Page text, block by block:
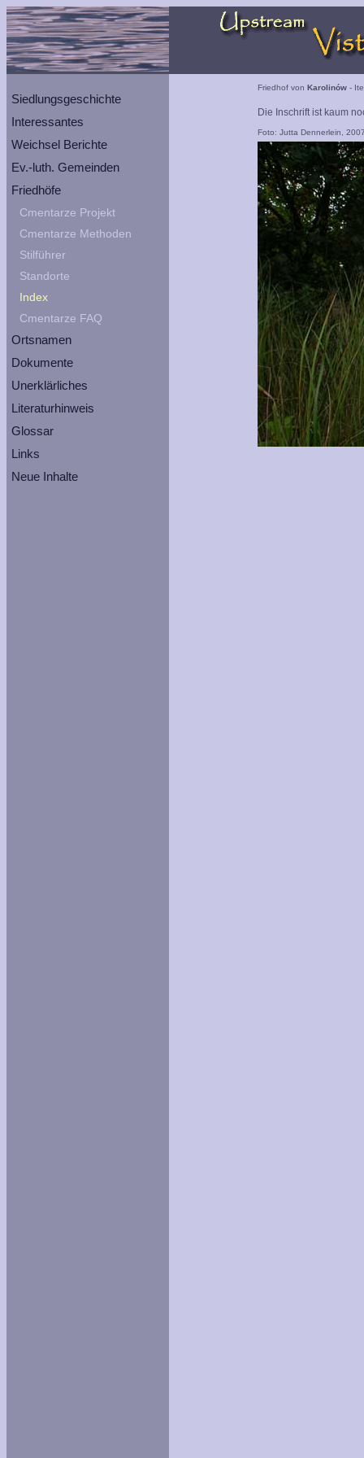
Siedlungsgeschichte
Interessantes
Weichsel Berichte
Ev.-luth. Gemeinden
Friedhöfe
Cmentarze Projekt
Cmentarze Methoden
Stilführer
Standorte
Index
Cmentarze FAQ
Ortsnamen
Dokumente
Unerklärliches
Literaturhinweis
Glossar
Links
Neue Inhalte
Friedhof von Karolinów -
Die Inschrift ist kaum
Foto: Jutta Dennerlein,